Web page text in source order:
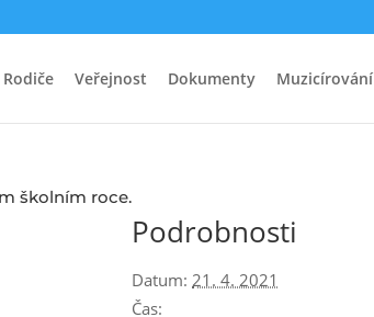
Rodiče Veřejnost Dokumenty Muzicírování
školním roce.
Podrobnosti
Datum: 21. 4. 2021
Čas: